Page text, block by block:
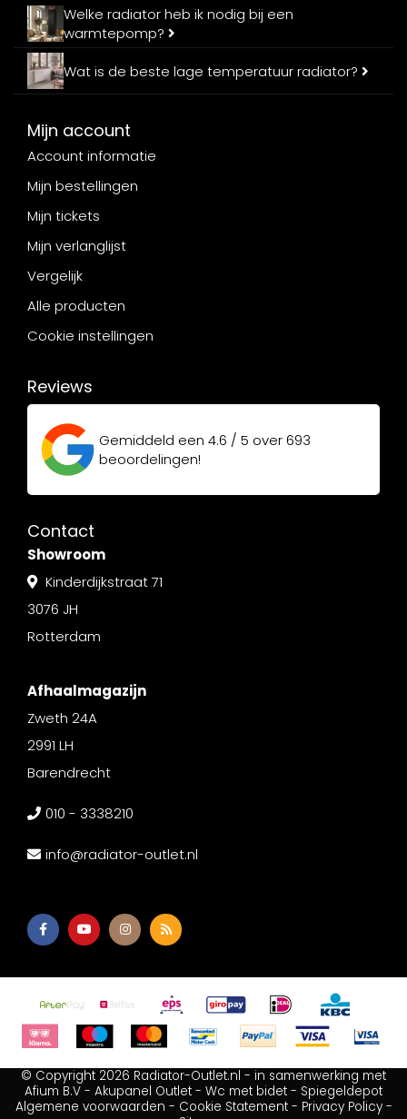
Welke radiator heb ik nodig bij een
warmtepomp?
Wat is de beste lage temperatuur radiator?
Mijn account
Account informatie
Mijn bestellingen
Mijn tickets
Mijn verlanglijst
Vergelijk
Alle producten
Cookie instellingen
Reviews
Gemiddeld een 4.6 / 5 over693
beoordelingen!
Contact
Showroom
Kinderdijkstraat 71
3076 JH
Rotterdam
Afhaalmagazijn
Zweth 24A
2991 LH
Barendrecht
010 - 3338210
info@radiator-outlet.nl
© Copyright 2026 Radiator-Outlet.nl - in samenwerking met
Afium B.V - Akupanel Outlet - Wc met bidet - Spiegeldepot
Algemene voorwaarden - Cookie Statement- Privacy Policy-